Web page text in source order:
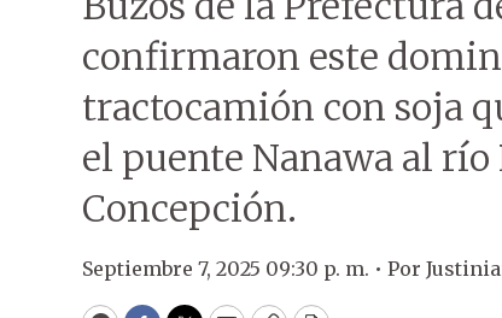
confirmaron este
tractocamión con soja
el puente Nanawa al río
Concepción.
Septiembre 7, 2025 09:30 p. m. • Por